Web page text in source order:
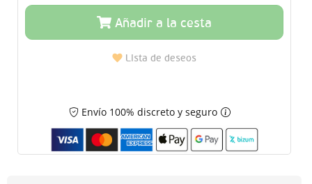
Añadir a la cesta
Lista de deseos
Envío 100% discreto y seguro